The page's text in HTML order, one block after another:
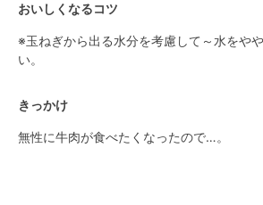
おいしくなるコツ
※玉ねぎから出る水分を考慮して～水をや
い。
きっかけ
無性に牛肉が食べたくなったので…。